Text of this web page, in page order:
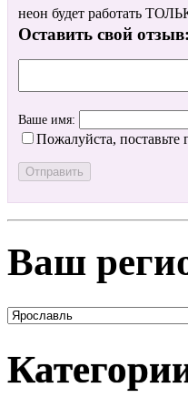
неон будет работать
Оставить свой отзыв:
Ваше имя:
Пожалуйста, поставьте
Ваш